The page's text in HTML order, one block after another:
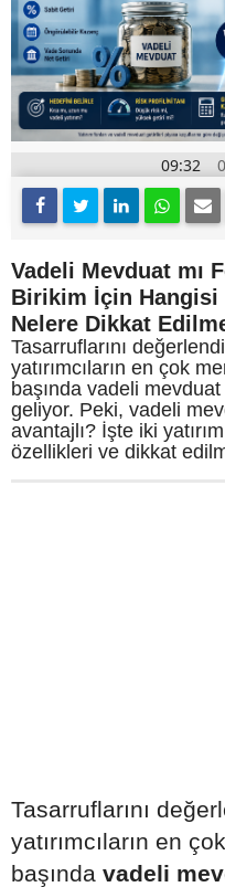
09:32
Vadeli Mevduat mı
Birikim İçin Hangisi
Nelere Dikkat
Tasarruflarını
yatırımcıların en çok
başında vadeli
geliyor. Peki, vadeli
avantajlı? İşte iki
özellikleri ve dikkat
Tasarruflarını
yatırımcıların en
başında vadeli